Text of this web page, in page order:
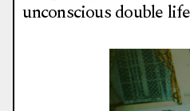
unconscious double